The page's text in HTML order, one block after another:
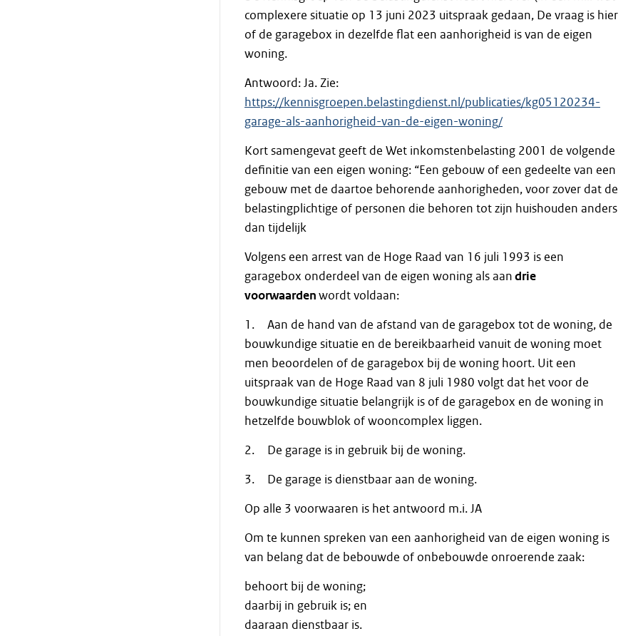
complexere situatie op 13 juni 2023 uitspraak gedaan, De vraag is hier
of de garagebox in dezelfde flat een aanhorigheid is van de eigen
woning.
Antwoord: Ja. Zie:
https://kennisgroepen.belastingdienst.nl/publicaties/kg05120234-
garage-als-aanhorigheid-van-de-eigen-woning/
Kort samengevat geeft de Wet inkomstenbelasting 2001 de volgende
definitie van een eigen woning: “Een gebouw of een gedeelte van een
gebouw met de daartoe behorende aanhorigheden, voor zover dat de
belastingplichtige of personen die behoren tot zijn huishouden anders
dan tijdelijk
Volgens een arrest van de Hoge Raad van 16 juli 1993 is een
garagebox onderdeel van de eigen woning als aandrie
voorwaardenwordt voldaan:
1. Aan de hand van de afstand van de garagebox tot de woning, de
bouwkundige situatie en de bereikbaarheid vanuit de woning moet
men beoordelen of de garagebox bij de woning hoort. Uit een
uitspraak van de Hoge Raad van 8 juli 1980 volgt dat het voor de
bouwkundige situatie belangrijk is of de garagebox en de woning in
hetzelfde bouwblok of wooncomplex liggen.
2. De garage is in gebruik bij de woning.
3. De garage is dienstbaar aan de woning.
Op alle 3 voorwaaren is het antwoord m.i. JA
Om te kunnen spreken van een aanhorigheid van de eigen woning is
van belang dat de bebouwde of onbebouwde onroerende zaak:
behoort bij de woning;
daarbij in gebruik is; en
daaraan dienstbaar is.